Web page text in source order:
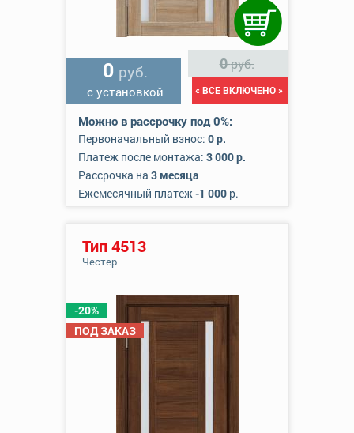
0 руб.
с установкой
0руб.
« ВСЕ ВКЛЮЧЕНО »
Можно в рассрочку под 0%:
Первоначальный взнос: 0 р.
Платеж после монтажа: 3 000 р.
Рассрочка на 3 месяца
Ежемесячный платеж-1 000р.
-20%
ПОД ЗАКАЗ
Тип 4513
Честер